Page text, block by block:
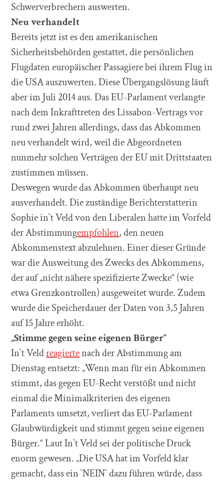
Schwerverbrechern auswerten.
Neu verhandelt
Bereits jetzt ist es den amerikanischen
Sicherheitsbehörden gestattet, die persönlichen
Flugdaten europäischer Passagiere bei ihrem Flug in
die USA auszuwerten. Diese Übergangslösung läuft
aber im Juli 2014 aus. Das EU-Parlament verlangte
nach dem Inkrafttreten des Lissabon-Vertrags vor
rund zwei Jahren allerdings, dass das Abkommen
neu verhandelt wird, weil die Abgeordneten
nunmehr solchen Verträgen der EU mit Drittstaaten
zustimmen müssen.
Deswegen wurde das Abkommen überhaupt neu
ausverhandelt. Die zuständige Berichterstatterin
Sophie in`t Veld von den Liberalen hatte im Vorfeld
der Abstimmungempfohlen, den neuen
Abkommenstext abzulehnen. Einer dieser Gründe
war die Ausweitung des Zwecks des Abkommens,
der auf „nicht nähere spezifizierte Zwecke“ (wie
etwa Grenzkontrollen) ausgeweitet wurde. Zudem
wurde die Speicherdauer der Daten von 3,5 Jahren
auf 15 Jahre erhöht.
„Stimme gegen seine eigenen Bürger“
In`t Veldreagiertenach der Abstimmung am
Dienstag entsetzt: „Wenn man für ein Abkommen
stimmt, das gegen EU-Recht verstößt und nicht
einmal die Minimalkriterien des eigenen
Parlaments umsetzt, verliert das EU-Parlament
Glaubwürdigkeit und stimmt gegen seine eigenen
Bürger.“ Laut In`t Veld sei der politische Druck
enorm gewesen. „Die USA hat im Vorfeld klar
gemacht, dass ein `NEIN` dazu führen würde, dass